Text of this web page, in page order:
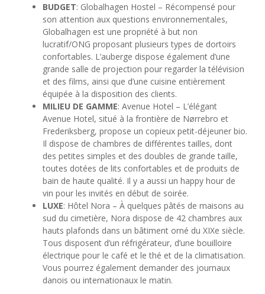
BUDGET: Globalhagen Hostel – Récompensé pour
son attention aux questions environnementales,
Globalhagen est une propriété à but non
lucratif/ONG proposant plusieurs types de dortoirs
confortables. L’auberge dispose également d’une
grande salle de projection pour regarder la télévision
et des films, ainsi que d’une cuisine entièrement
équipée à la disposition des clients.
MILIEU DE GAMME: Avenue Hotel – L’élégant
Avenue Hotel, situé à la frontière de Nørrebro et
Frederiksberg, propose un copieux petit-déjeuner bio.
Il dispose de chambres de différentes tailles, dont
des petites simples et des doubles de grande taille,
toutes dotées de lits confortables et de produits de
bain de haute qualité. Il y a aussi un happy hour de
vin pour les invités en début de soirée.
LUXE: Hôtel Nora – À quelques pâtés de maisons au
sud du cimetière, Nora dispose de 42 chambres aux
hauts plafonds dans un bâtiment orné du XIXe siècle.
Tous disposent d’un réfrigérateur, d’une bouilloire
électrique pour le café et le thé et de la climatisation.
Vous pourrez également demander des journaux
danois ou internationaux le matin.